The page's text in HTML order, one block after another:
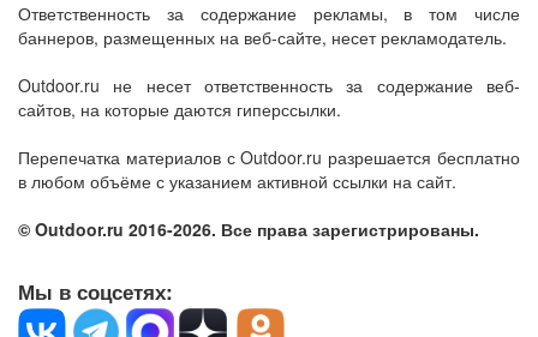
Ответственность за содержание рекламы, в том числе
баннеров, размещенных на веб-сайте, несет рекламодатель.
Outdoor.ru не несет ответственность за содержание веб-
сайтов, на которые даются гиперссылки.
Перепечатка материалов с Outdoor.ru разрешается бесплатно
в любом объёме с указанием активной ссылки на сайт.
© Outdoor.ru 2016-2026. Все права зарегистрированы.
Мы в соцсетях: